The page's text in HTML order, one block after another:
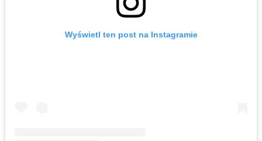
Wyświetl ten post na Instagramie